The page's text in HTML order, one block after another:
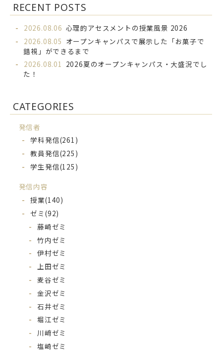
RECENT POSTS
2026.08.06 心理的アセスメントの授業風景 2026
2026.08.05 オープンキャンパスで展示した「お菓子で
錯視」ができるまで
2026.08.01 2026夏のオープンキャンパス・大盛況でし
た！
CATEGORIES
発信者
学科発信(261)
教員発信(225)
学生発信(125)
発信内容
授業(140)
ゼミ(92)
藤崎ゼミ
竹内ゼミ
伊村ゼミ
上田ゼミ
麦谷ゼミ
金沢ゼミ
石井ゼミ
堀江ゼミ
川﨑ゼミ
塩崎ゼミ